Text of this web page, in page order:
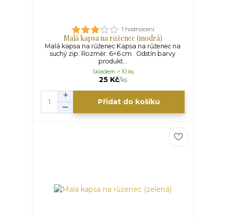
1 hodnocení
Malá kapsa na růženec (modrá)
Malá kapsa na růženec Kapsa na růženec na
suchý zip. Rozměr: 6×6 cm Odstín barvy
produkt...
25 Kč/ks
Skladem > 10 ks
Přidat do košíku